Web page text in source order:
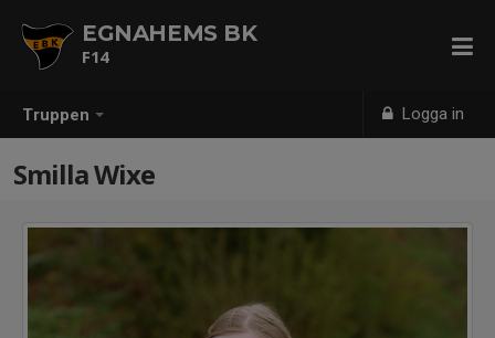
Truppen Logga in
EGNAHEMS BK
F14
Smilla Wixe